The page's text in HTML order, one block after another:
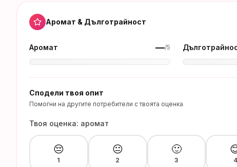
Аромат & Дълготрайност
Аромат —/5
Сподели твоя опит
Помогни на другите потребители с твоята оценка
Твоя оценка: аромат
😔
1
😐
2
🙂
3 4